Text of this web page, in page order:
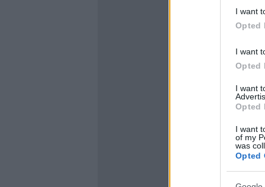
I want
Opted
I want
Opted
I want
Opted
I want
of my
was
Opted